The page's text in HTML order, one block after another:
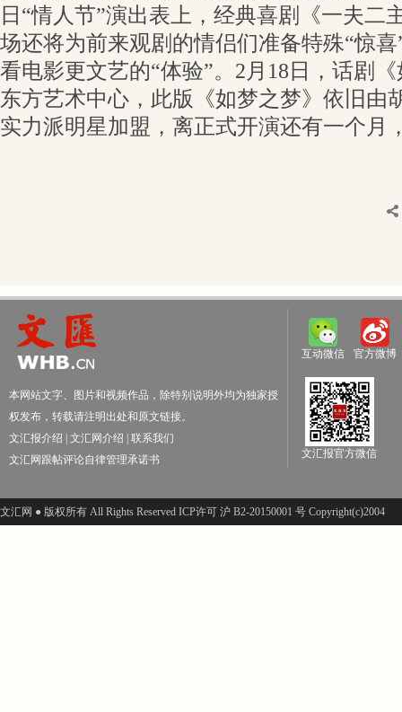
日“情人节”演出表上，经典喜剧《一夫二
场还将为前来观剧的情侣们准备特殊“惊
看电影更文艺的“体验”。2月18日，话剧
东方艺术中心，此版《如梦之梦》依旧由
实力派明星加盟，离正式开演还有一个月
本网站文字、图片和视频作品，除特别说明外均为独家授
权发布，转载请注明出处和原文链接。
文汇报介绍
文汇网介绍
联系我们
文汇网跟帖评论自律管理承诺书
互动微信 官方微博
文汇报官方微信
文汇网 ● 版权所有 All Rights Reserved ICP许可 沪 B2-20150001 号 Copyright(c)2004